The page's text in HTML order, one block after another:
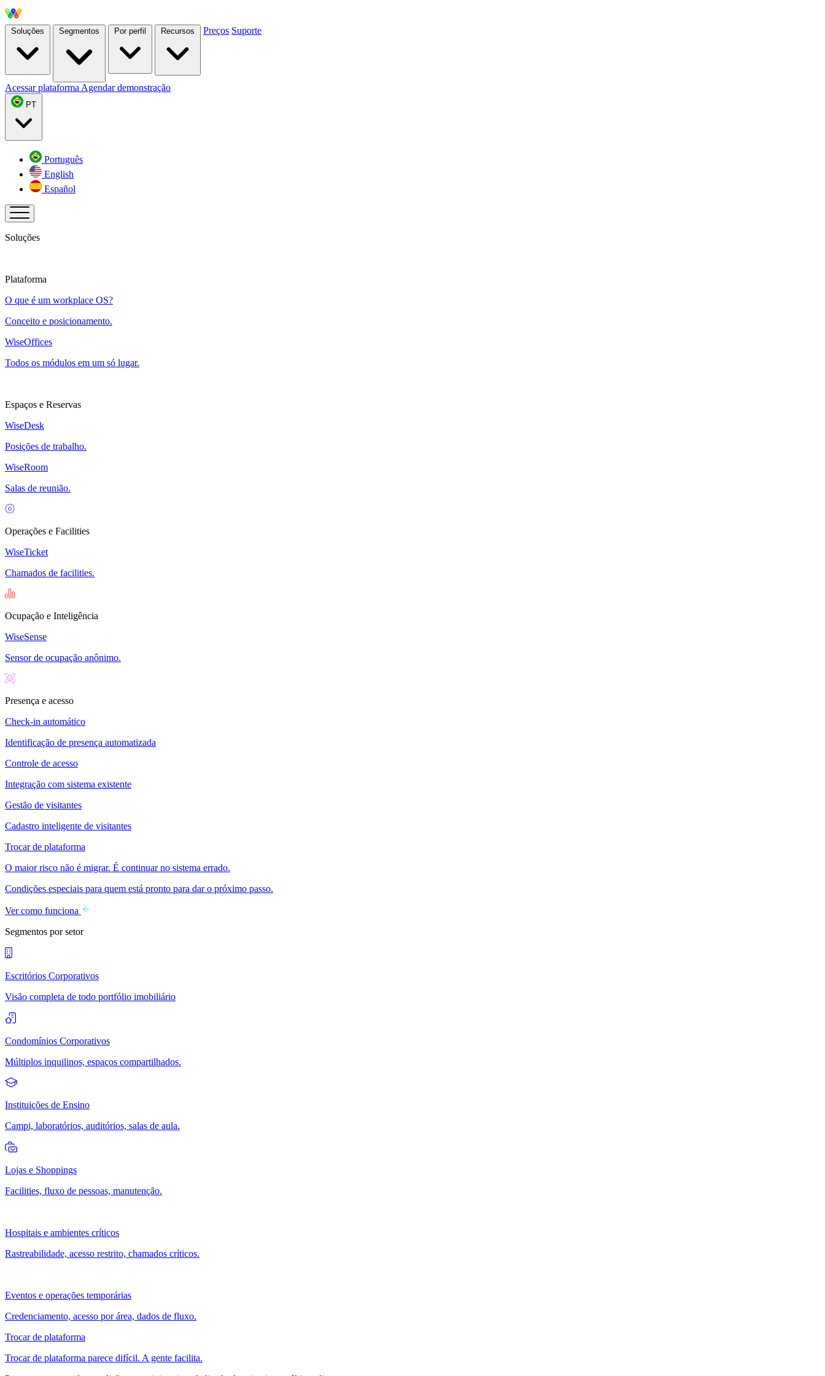
Soluções Segmentos Por perfil Recursos Preços Suporte
Acessar plataforma Agendar demonstração
PT
Português
English
Español
Soluções
Plataforma
O que é um workplace OS?
Conceito e posicionamento.
WiseOffices
Todos os módulos em um só lugar.
Espaços e Reservas
WiseDesk
Posições de trabalho.
WiseRoom
Salas de reunião.
Operações e Facilities
WiseTicket
Chamados de facilities.
Ocupação e Inteligência
WiseSense
Sensor de ocupação anônimo.
Presença e acesso
Check-in automático
Identificação de presença automatizada
Controle de acesso
Integração com sistema existente
Gestão de visitantes
Cadastro inteligente de visitantes
Trocar de plataforma
O maior risco não é migrar. É continuar no sistema errado.
Condições especiais para quem está pronto para dar o próximo passo.
Ver como funciona
Segmentos por setor
Escritórios Corporativos
Visão completa de todo portfólio imobiliário
Condomínios Corporativos
Múltiplos inquilinos, espaços compartilhados.
Instituições de Ensino
Campi, laboratórios, auditórios, salas de aula.
Lojas e Shoppings
Facilities, fluxo de pessoas, manutenção.
Hospitais e ambientes críticos
Rastreabilidade, acesso restrito, chamados críticos.
Eventos e operações temporárias
Credenciamento, acesso por área, dados de fluxo.
Trocar de plataforma
Trocar de plataforma parece difícil. A gente facilita.